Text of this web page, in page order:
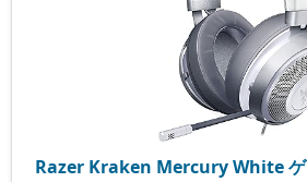
Razer Kraken Mercury White ゲ